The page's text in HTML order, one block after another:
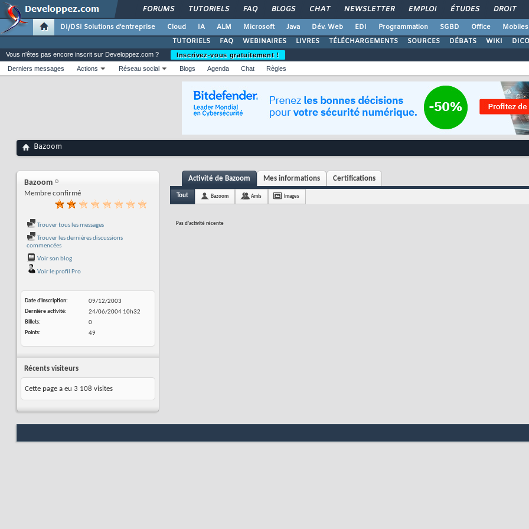
FORUMS TUTORIELS FAQ BLOGS CHAT NEWSLETTER EMPLOI ÉTUDES DROIT
DI/DSI Solutions d'entreprise Cloud IA ALM Microsoft Java Dév. Web EDI Programmation SGBD Office Mobiles
TUTORIELS
FAQ WEBINAIRES LIVRES TÉLÉCHARGEMENTS SOURCES DÉBATS WIKI DICO
Vous n'êtes pas encore inscrit sur Developpez.com ?
Inscrivez-vous gratuitement !
Derniers messages
Actions Réseau social Blogs Agenda Chat Règles
Bazoom
Bazoom
Membre confirmé
Trouver tous les messages
Trouver les dernières discussions
commencées
Voir son blog
Voir le profil Pro
Date d'inscription
09/12/2003
Dernière activité
24/06/2004 10h32
Billets
0
Points
49
Récents visiteurs
Cette page a eu 3 108 visites
Activité de Bazoom Mes informations Certifications
Tout Bazoom Amis Images
Pas d'activité récente